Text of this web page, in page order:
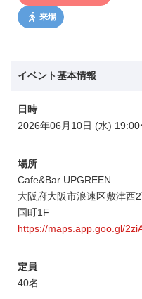
来場
イベント基本情報
日時
2026年06月10日 (水) 19:00
場所
Cafe&Bar UPGREEN
大阪府大阪市浪速区敷津西
国町1F
https://maps.app.goo.gl/
定員
40名